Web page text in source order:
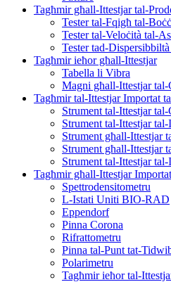
Tagħmir għall-Ittestjar tal-
Tester tal-Fqigħ tal-
Tester tal-Veloċità tal-
Tester tad-
Tagħmir ieħor għall-Ittestjar
Tabella li Vibra
Magni għall-Ittestjar tal-
Tagħmir tal-Ittestjar Importat
Strument tal-Ittestjar
Strument tal-Ittestjar
Strument għall-Ittestjar
Strument għall-Ittestjar
Strument tal-Ittestjar
Tagħmir għall-Ittestjar Importat
Spettrodensitometru
L-Istati Uniti BIO-RAD
Eppendorf
Pinna Corona
Rifrattometru
Pinna tal-Punt tat-
Polarimetru
Tagħmir ieħor tal-